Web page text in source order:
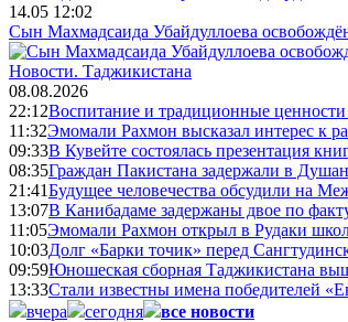
14.05 12:02
Сын Махмадсаида Убайдуллоева
Новости. Таджикистана
08.08.2026
22:12Воспитание и традиционные
11:32Эмомали Рахмон высказал интерес к
09:33В Кувейте состоялась презентация
08:35Граждан Пакистана задержали в
21:41Будущее человечества обсудили на
13:07В Канибадаме задержаны двое по
11:05Эмомали Рахмон открыл в Рудаки
10:03Долг «Барки точик» перед
09:59Юношеская сборная Таджикистана
13:33Стали известны имена победителей
вчера
сегодня
все новости